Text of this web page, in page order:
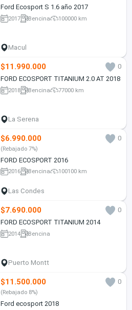
Ford Ecosport S 1.6 año 2017
2017 Bencina 100000 km
Macul
$11.990.000
0
FORD ECOSPORT TITANIUM 2.0 AT 2018
2018 Bencina 77000 km
La Serena
$6.990.000 0
(Rebajado 7%)
FORD ECOSPORT 2016
2016 Bencina 100100 km
Las Condes
$7.690.000
0
FORD ECOSPORT TITANIUM 2014
2014 Bencina
Puerto Montt
$11.500.000 0
(Rebajado 8%)
Ford ecosport 2018